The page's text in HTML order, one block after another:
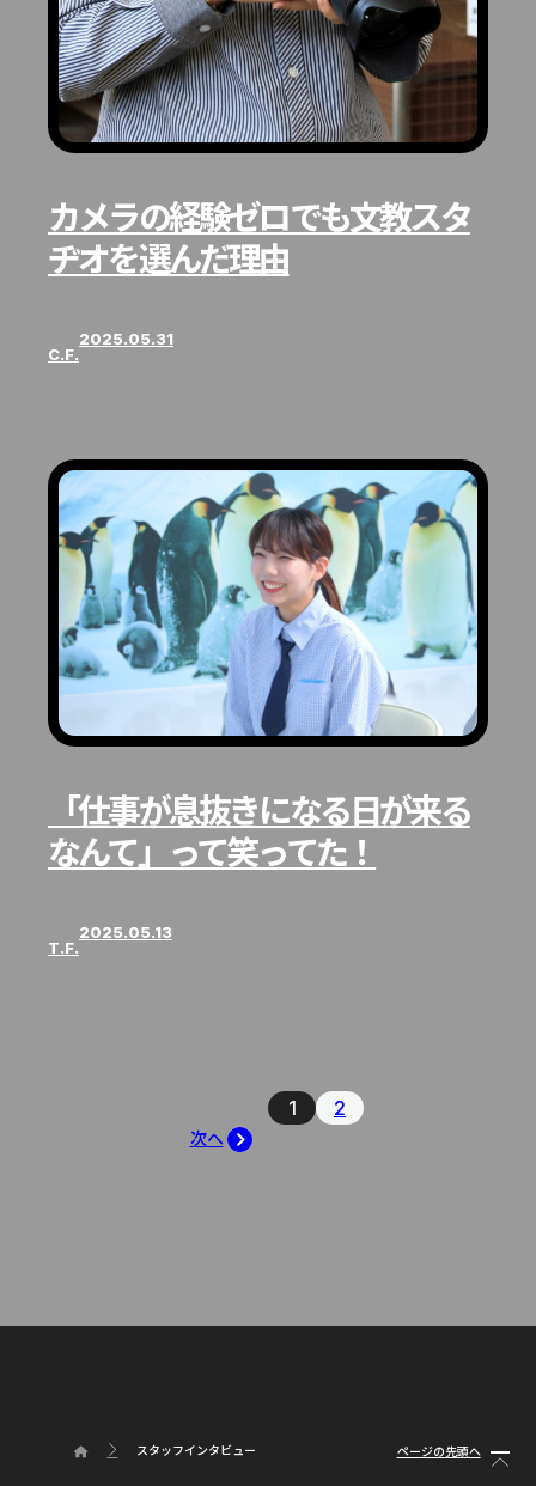
カメラの経験ゼロでも文教スタ
ヂオを選んだ理由
C.F.
2025.05.31
「仕事が息抜きになる日が来る
なんて」って笑ってた！
T.F.
2025.05.13
1 2
次へ
スタッフインタビュー ページの先頭へ